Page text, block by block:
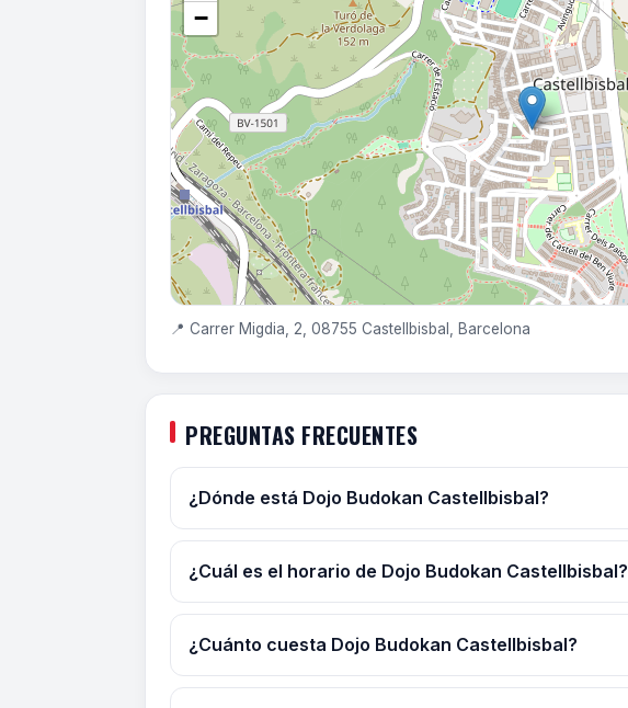
−
📍 Carrer Migdia, 2, 08755 Castellbisbal, Barcelona
PREGUNTAS FRECUENTES
¿Dónde está Dojo Budokan Castellbisbal?
¿Cuál es el horario de Dojo Budokan Castellbisbal?
¿Cuánto cuesta Dojo Budokan Castellbisbal?